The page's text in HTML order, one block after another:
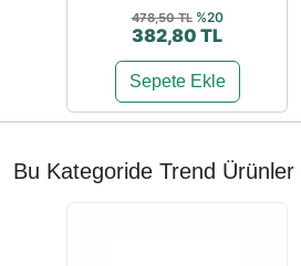
478,50 TL %20
382,80 TL
Sepete Ekle
Bu Kategoride Trend Ürünler